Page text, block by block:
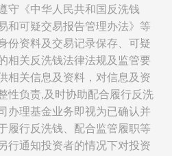
守《中华人民共和国反洗钱
和可疑交易报告管理办法》等
份资料及交易记录保存、可疑
相关反洗钱法律法规及监管要
相关信息及资料，对信息及资
性负责,及时协助配合履行反洗
办理基金业务即视为已确认并
履行反洗钱、配合监管履职等
行通知投资者的情况下对投资